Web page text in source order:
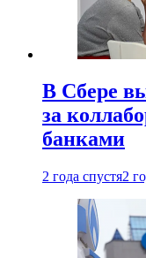
В Сбере
за
банками
2 года спустя2